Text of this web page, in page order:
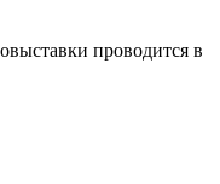
проводится в